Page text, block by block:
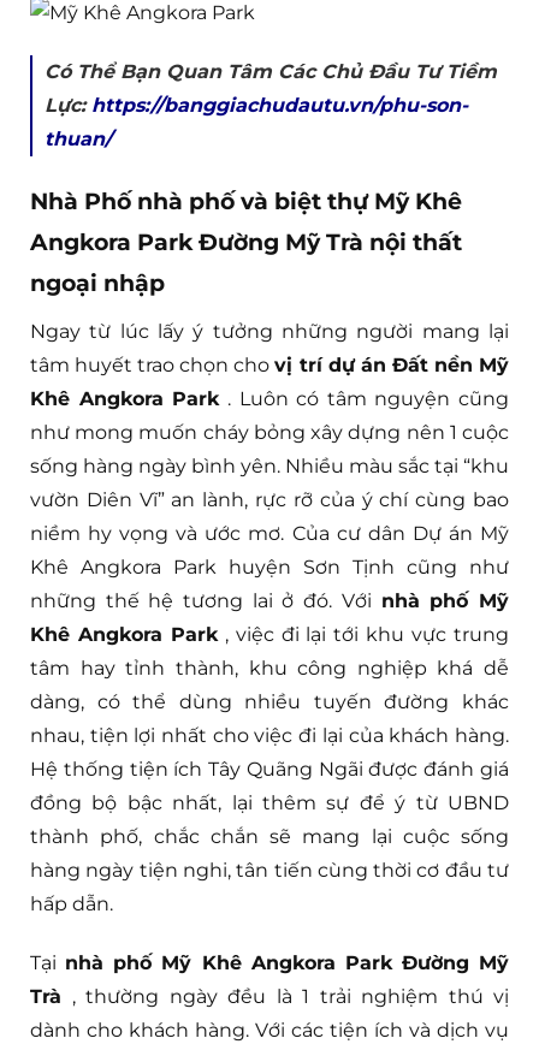
Có Thể Bạn Quan Tâm Các Chủ Đầu Tư Tiềm
Lực: https://banggiachudautu.vn/phu-son-
thuan/
Nhà Phố nhà phố và biệt thự Mỹ Khê
Angkora Park Đường Mỹ Trà nội thất
ngoại nhập
Ngay từ lúc lấy ý tưởng những người mang lại
tâm huyết trao chọn chovị trí dự án Đất nền Mỹ
Khê Angkora Park. Luôn có tâm nguyện cũng
như mong muốn cháy bỏng xây dựng nên 1 cuộc
sống hàng ngày bình yên. Nhiều màu sắc tại “khu
vườn Diên Vĩ” an lành, rực rỡ của ý chí cùng bao
niềm hy vọng và ước mơ. Của cư dân Dự án Mỹ
Khê Angkora Park huyện Sơn Tịnh cũng như
những thế hệ tương lai ở đó. Với nhà phố Mỹ
Khê Angkora Park, việc đi lại tới khu vực trung
tâm hay tỉnh thành, khu công nghiệp khá dễ
dàng, có thể dùng nhiều tuyến đường khác
nhau, tiện lợi nhất cho việc đi lại của khách hàng.
Hệ thống tiện ích Tây Quãng Ngãi được đánh giá
đồng bộ bậc nhất, lại thêm sự để ý từ UBND
thành phố, chắc chắn sẽ mang lại cuộc sống
hàng ngày tiện nghi, tân tiến cùng thời cơ đầu tư
hấp dẫn.
Tại nhà phố Mỹ Khê Angkora Park Đường Mỹ
Trà , thường ngày đều là 1 trải nghiệm thú vị
dành cho khách hàng. Với các tiện ích và dịch vụ